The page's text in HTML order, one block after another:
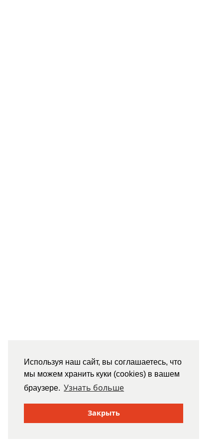
Используя наш сайт, вы соглашаетесь, что
мы можем хранить куки (cookies) в вашем
браузере. Узнать больше
Закрыть